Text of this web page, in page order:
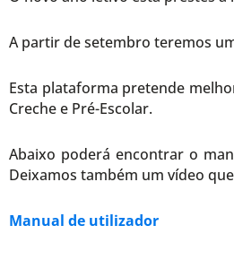
A partir de setembro teremos
Esta plataforma pretende
Creche e Pré-Escolar.
Abaixo poderá encontrar o
Deixamos também um vídeo
Manual de utilizador